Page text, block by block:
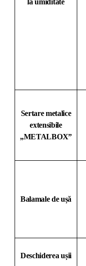
Sertare metalice
extensibile
„METALBOX”
Balamale de ușă
Deschiderea ușii